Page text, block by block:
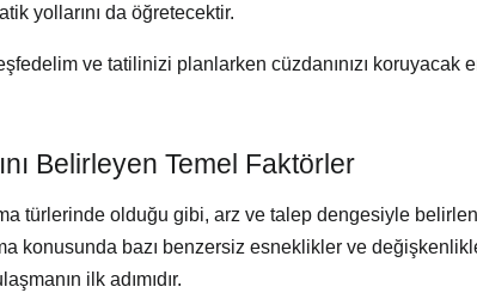
yollarını da öğretecektir.
ve tatilinizi planlarken cüzdanınızı koruyacak
Belirleyen Temel Faktörler
türlerinde olduğu gibi, arz ve talep dengesiyle
konusunda bazı benzersiz esneklikler ve
ilk adımıdır.